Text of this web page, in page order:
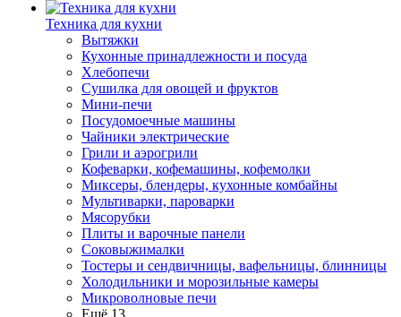
Техника для кухни
Вытяжки
Кухонные принадлежности и посуда
Хлебопечи
Сушилка для овощей и фруктов
Мини-печи
Посудомоечные машины
Чайники электрические
Грили и аэрогрили
Кофеварки, кофемашины, кофемолки
Миксеры, блендеры, кухонные комбайны
Мультиварки, пароварки
Мясорубки
Плиты и варочные панели
Соковыжималки
Тостеры и сендвичницы, вафельницы, блинницы
Холодильники и морозильные камеры
Микроволновые печи
Ещё 13